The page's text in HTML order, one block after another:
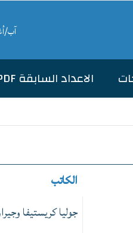
آب/
الاعداد السابقة PDF
الكاتب
جوليا كريستيفا